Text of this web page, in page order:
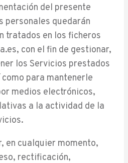
del presente
personales quedarán
tratados en los ficheros
con el fin de gestionar,
los Servicios prestados
para mantenerle
medios electrónicos,
a la actividad de la
en cualquier momento,
rectificación,